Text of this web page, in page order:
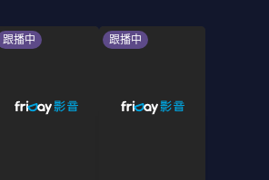
跟播中 跟播中